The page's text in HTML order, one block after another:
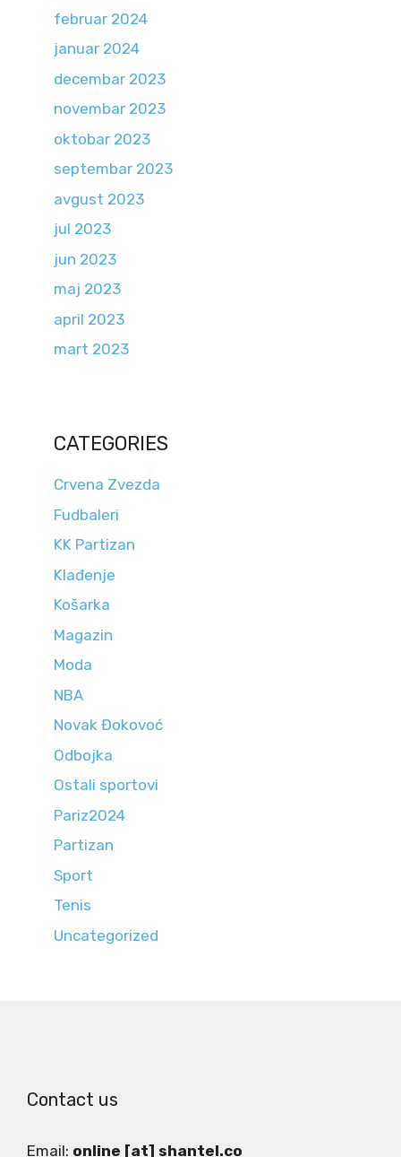
februar 2024
januar 2024
decembar 2023
novembar 2023
oktobar 2023
septembar 2023
avgust 2023
jul 2023
jun 2023
maj 2023
april 2023
mart 2023
CATEGORIES
Crvena Zvezda
Fudbaleri
KK Partizan
Klađenje
Košarka
Magazin
Moda
NBA
Novak Đokovoć
Odbojka
Ostali sportovi
Pariz2024
Partizan
Sport
Tenis
Uncategorized
Contact us
Email: online [at] shantel.co